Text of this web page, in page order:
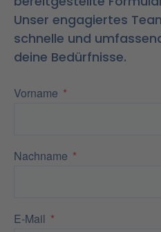
Unser engagiertes
schnelle und
deine Bedürfnisse.
Vorname
Nachname
E-Mail